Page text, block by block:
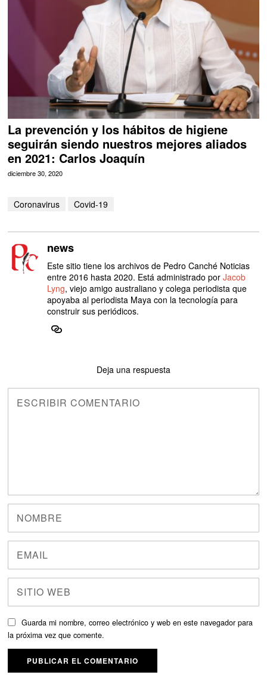
La prevención y los hábitos de higiene
seguirán siendo nuestros mejores aliados
en 2021: Carlos Joaquín
diciembre 30, 2020
Coronavirus Covid-19
news
Este sitio tiene los archivos de Pedro Canché Noticias
entre 2016 hasta 2020. Está administrado porJacob
Lyng, viejo amigo australiano y colega periodista que
apoyaba al periodista Maya con la tecnología para
construir sus periódicos.
Deja una respuesta
Guarda mi nombre, correo electrónico y web en este navegador para
la próxima vez que comente.